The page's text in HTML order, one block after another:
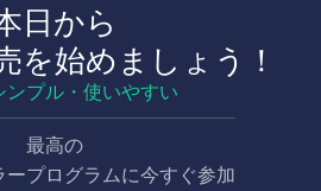
日から
を始めましょう！
ンプル・使いやすい
最高の
ープログラムに今すぐ参加